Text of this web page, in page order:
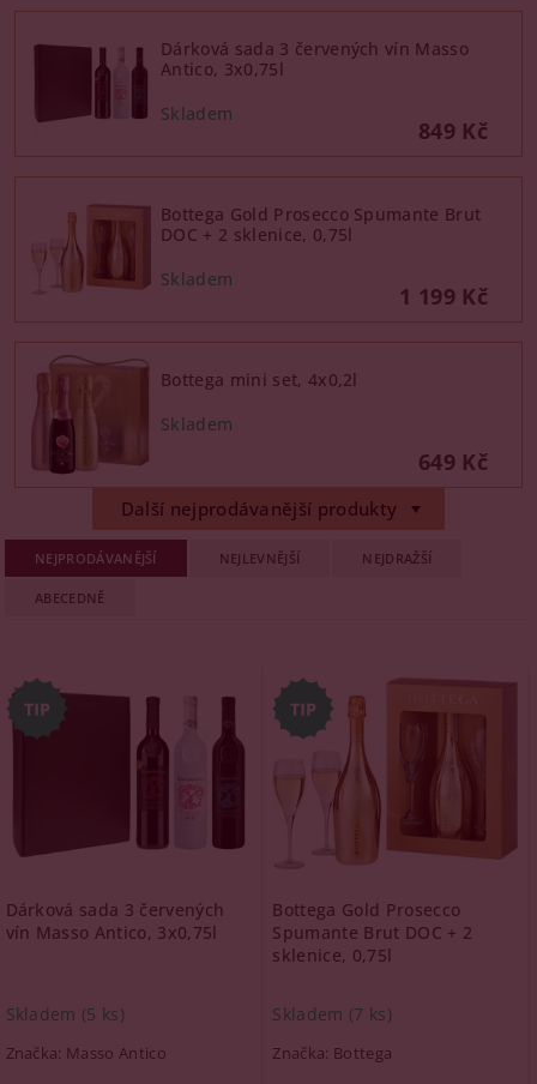
Dárková sada 3 červených vín Masso
Antico, 3x0,75l
849 Kč
Bottega Gold Prosecco Spumante Brut
DOC + 2 sklenice, 0,75l
1 199 Kč
Bottega mini set, 4x0,2l
649 Kč
Další nejprodávanější produkty
NEJPRODÁVANĚJŠÍ NEJLEVNĚJŠÍ NEJDRAŽŠÍ
ABECEDNĚ
Dárková sada 3 červených
vín Masso Antico, 3x0,75l
Skladem (5 ks)
Značka: Masso Antico
Bottega Gold Prosecco
Spumante Brut DOC + 2
sklenice, 0,75l
Skladem (7 ks)
Značka: Bottega